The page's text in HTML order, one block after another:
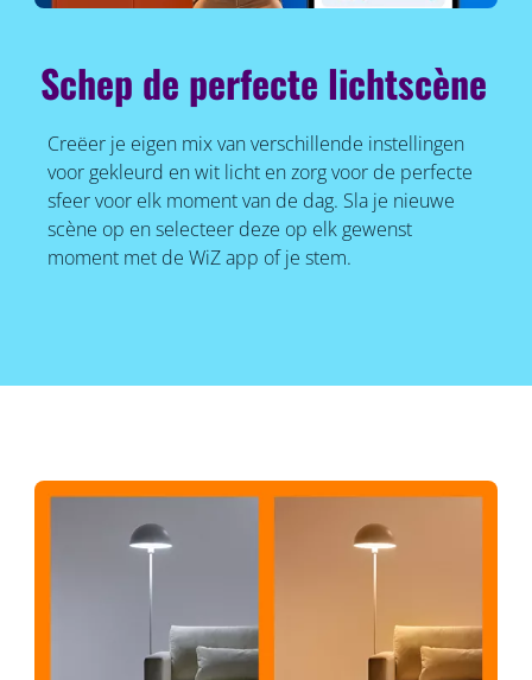
Schep de perfecte lichtscène
Creëer je eigen mix van verschillende instellingen
voor gekleurd en wit licht en zorg voor de perfecte
sfeer voor elk moment van de dag. Sla je nieuwe
scène op en selecteer deze op elk gewenst
moment met de WiZ app of je stem.